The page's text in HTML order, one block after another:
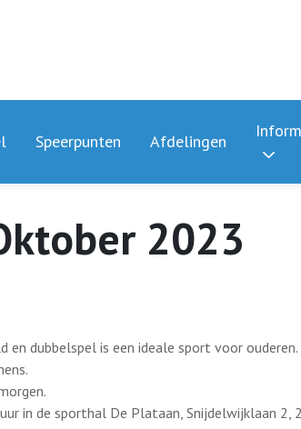
Speerpunten Afdelingen
2023
dubbelspel is een ideale sport voor
in de sporthal De Plataan, Snijdelwijklaan 2,